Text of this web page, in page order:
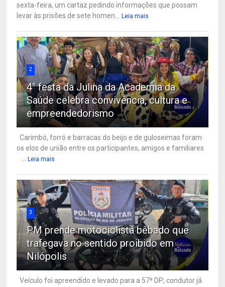
sexta-feira, um cartaz pedindo informações que possam
levar às prisões de sete homen...
Leia mais
2
4° festa da Julina da Academia da
Saúde celebra convivência, cultura e
empreendedorismo
Carimbó, forró e barracas do beijo e de guloseimas foram
os elos de união entre os participantes, amigos e familiares
Leia mais
3
PM prende motociclista bêbado que
trafegava no sentido proibido em
Nilópolis
Veículo foi apreendido e levado para a 57ª DP; condutor já